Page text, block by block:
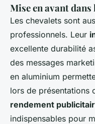
Mise en avant
Les chevalets sont
professionnels. Leur
excellente durabilité
des messages
en aluminium
lors de présentations
rendement
indispensables pour